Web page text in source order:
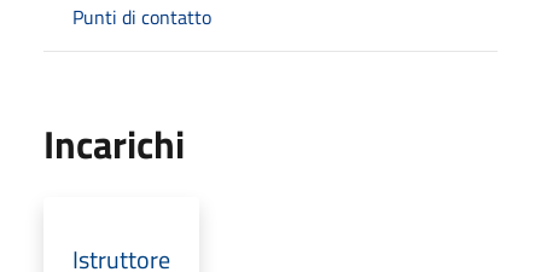
Punti di contatto
Incarichi
Istruttore